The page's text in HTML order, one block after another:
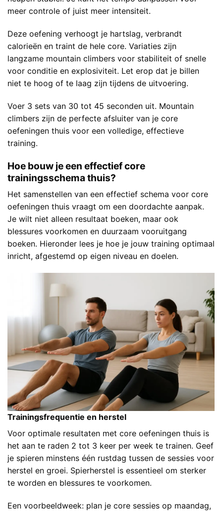
meer controle of juist meer intensiteit.
Deze oefening verhoogt je hartslag, verbrandt
calorieën en traint de hele core. Variaties zijn
langzame mountain climbers voor stabiliteit of snelle
voor conditie en explosiviteit. Let erop dat je billen
niet te hoog of te laag zijn tijdens de uitvoering.
Voer 3 sets van 30 tot 45 seconden uit. Mountain
climbers zijn de perfecte afsluiter van je core
oefeningen thuis voor een volledige, effectieve
training.
Hoe bouw je een effectief core
trainingsschema thuis?
Het samenstellen van een effectief schema voor core
oefeningen thuis vraagt om een doordachte aanpak.
Je wilt niet alleen resultaat boeken, maar ook
blessures voorkomen en duurzaam vooruitgang
boeken. Hieronder lees je hoe je jouw training optimaal
inricht, afgestemd op eigen niveau en doelen.
Trainingsfrequentie en herstel
Voor optimale resultaten met core oefeningen thuis is
het aan te raden 2 tot 3 keer per week te trainen. Geef
je spieren minstens één rustdag tussen de sessies voor
herstel en groei. Spierherstel is essentieel om sterker
te worden en blessures te voorkomen.
Een voorbeeldweek: plan je core sessies op maandag,